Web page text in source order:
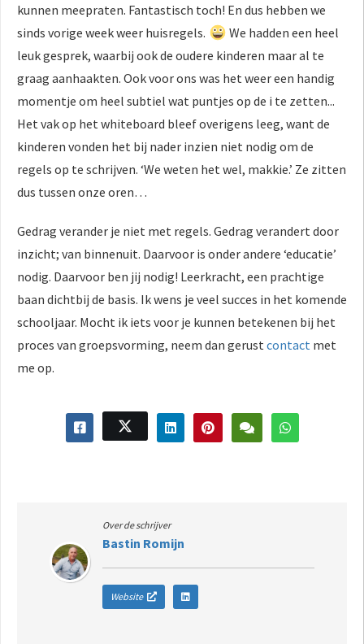
kunnen meepraten. Fantastisch toch! En dus hebben we
sinds vorige week weer huisregels.
We hadden een heel
leuk gesprek, waarbij ook de oudere kinderen maar al te
graag aanhaakten. Ook voor ons was het weer een handig
momentje om heel subtiel wat puntjes op de i te zetten...
Het vak op het whiteboard bleef overigens leeg, want de
kinderen vonden het bij nader inzien niet nodig om de
regels op te schrijven. ‘We weten het wel, makkie.’ Ze zitten
dus tussen onze oren…
Gedrag verander je niet met regels. Gedrag verandert door
inzicht; van binnenuit. Daarvoor is onder andere ‘educatie’
nodig. Daarvoor ben jij nodig! Leerkracht, een prachtige
baan dichtbij de basis. Ik wens je veel succes in het komende
schooljaar. Mocht ik iets voor je kunnen betekenen bij het
proces van groepsvorming, neem dan gerust contact met
me op.
Over de schrijver
Bastin Romijn
Website